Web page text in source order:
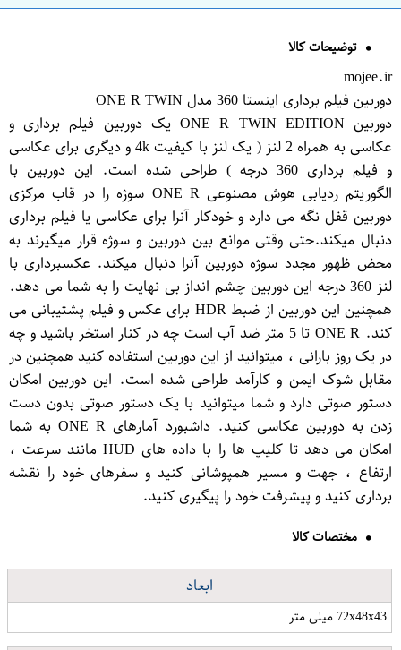
توضیحات کالا
mojee.ir
دوربین فیلم برداری اینستا 360 مدل ONE R TWIN
دوربین ONE R TWIN EDITION یک دوربین فیلم برداری و
عکاسی به همراه 2 لنز ( یک لنز با کیفیت 4k و دیگری برای عکاسی
و فیلم برداری 360 درجه ) طراحی شده است. این دوربین با
الگوریتم ردیابی هوش مصنوعی ONE R سوژه را در قاب مرکزی
دوربین قفل نگه می دارد و خودکار آنرا برای عکاسی یا فیلم برداری
دنبال میکند.حتی وقتی موانع بین دوربین و سوژه قرار میگیرند به
محض ظهور مجدد سوژه دوربین آنرا دنبال میکند. عکسبرداری با
لنز 360 درجه این دوربین چشم انداز بی نهایت را به شما می دهد.
همچنین این دوربین از ضبط HDR برای عکس و فیلم پشتیبانی می
کند. ONE R تا 5 متر ضد آب است چه در کنار استخر باشید و چه
در یک روز بارانی ، میتوانید از این دوربین استفاده کنید همچنین در
مقابل شوک ایمن و کارآمد طراحی شده است. این دوربین امکان
دستور صوتی دارد و شما میتوانید با یک دستور صوتی بدون دست
زدن به دوربین عکاسی کنید. داشبورد آمارهای ONE R به شما
امکان می دهد تا کلیپ ها را با داده های HUD مانند سرعت ،
ارتفاع ، جهت و مسیر همپوشانی کنید و سفرهای خود را نقشه
برداری کنید و پیشرفت خود را پیگیری کنید.
مختصات کالا
ابعاد
72x48x43 میلی متر